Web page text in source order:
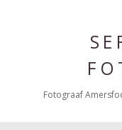
Fotograaf